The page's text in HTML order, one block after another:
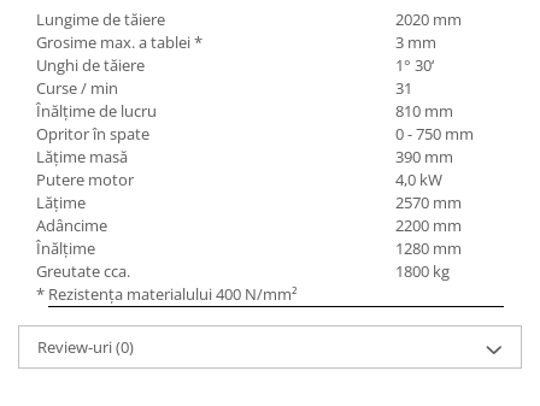
Instrumente de prindere
Dispozitive de prindere pentru
unelte
Elemente de prindere mecanică
Fălci pentru PHV / VHV
Menghine
Mese rotative / mese inclinabile /
Etape XY
Papusa mobila / con de centrare
Instrumente de masurare
Afisaj digital
Bloc ecartament, masurare și
Lungime de tăiere
2020 mm
Grosime max. a tablei *
3 mm
Unghi de tăiere
1° 30‘
Curse / min
31
Înălţime de lucru
810 mm
Opritor în spate
0 - 750 mm
Lăţime masă
390 mm
Putere motor
4,0 kW
Lăţime
2570 mm
Adâncime
2200 mm
Înălţime
1280 mm
Greutate cca.
1800 kg
* Rezistenţa materialului 400 N/mm²
Review-uri(0)